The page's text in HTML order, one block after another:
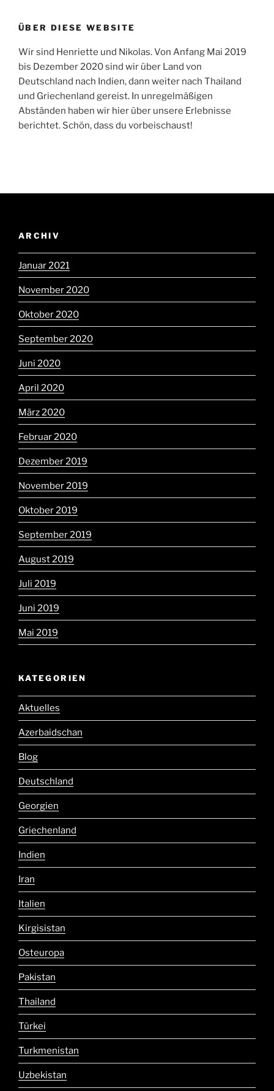
ÜBER DIESE WEBSITE
Wir sind Henriette und Nikolas. Von Anfang Mai 2019
bis Dezember 2020 sind wir über Land von
Deutschland nach Indien, dann weiter nach Thailand
und Griechenland gereist. In unregelmäßigen
Abständen haben wir hier über unsere Erlebnisse
berichtet. Schön, dass du vorbeischaust!
ARCHIV
Januar 2021
November 2020
Oktober 2020
September 2020
Juni 2020
April 2020
März 2020
Februar 2020
Dezember 2019
November 2019
Oktober 2019
September 2019
August 2019
Juli 2019
Juni 2019
Mai 2019
KATEGORIEN
Aktuelles
Azerbaidschan
Blog
Deutschland
Georgien
Griechenland
Indien
Iran
Italien
Kirgisistan
Osteuropa
Pakistan
Thailand
Türkei
Turkmenistan
Uzbekistan